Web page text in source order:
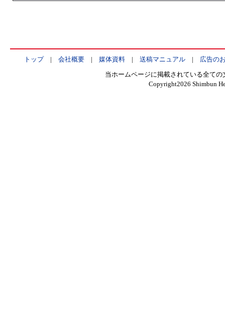
トップ| 会社概要| 媒体資料| 送稿マニュアル| 広告の
当ホームページに掲載されている全て
Copyright2026 Shimbun